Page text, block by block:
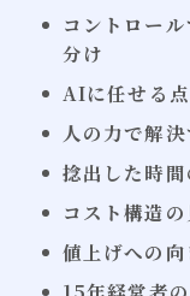
コントロー
分け
AIに任せる点
人の力で解
捻出した時
コスト構造の
値上げへの